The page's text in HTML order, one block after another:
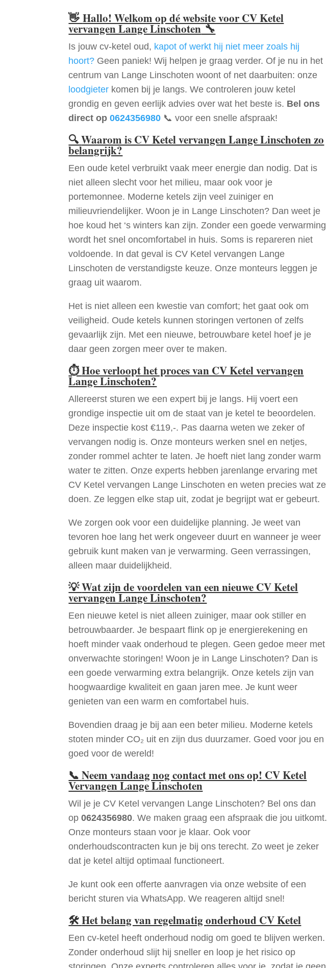
👋Hallo! Welkom op dé website voor CV Ketel
vervangen Lange Linschoten🔧
Is jouw cv-ketel oud, kapot of werkt hij niet meer zoals hij
hoort? Geen paniek! Wij helpen je graag verder. Of je nu in het
centrum van Lange Linschoten woont of net daarbuiten: onze
loodgieter komen bij je langs. We controleren jouw ketel
grondig en geven eerlijk advies over wat het beste is. Bel ons
direct op0624356980 📞 voor een snelle afspraak!
🔍Waarom is CV Ketel vervangen Lange Linschoten zo
belangrijk?
Een oude ketel verbruikt vaak meer energie dan nodig. Dat is
niet alleen slecht voor het milieu, maar ook voor je
portemonnee. Moderne ketels zijn veel zuiniger en
milieuvriendelijker. Woon je in Lange Linschoten? Dan weet je
hoe koud het ‘s winters kan zijn. Zonder een goede verwarming
wordt het snel oncomfortabel in huis. Soms is repareren niet
voldoende. In dat geval is CV Ketel vervangen Lange
Linschoten de verstandigste keuze. Onze monteurs leggen je
graag uit waarom.
Het is niet alleen een kwestie van comfort; het gaat ook om
veiligheid. Oude ketels kunnen storingen vertonen of zelfs
gevaarlijk zijn. Met een nieuwe, betrouwbare ketel hoef je je
daar geen zorgen meer over te maken.
⏱Hoe verloopt het proces van CV Ketel vervangen
Lange Linschoten?
Allereerst sturen we een expert bij je langs. Hij voert een
grondige inspectie uit om de staat van je ketel te beoordelen.
Deze inspectie kost €119,-. Pas daarna weten we zeker of
vervangen nodig is. Onze monteurs werken snel en netjes,
zonder rommel achter te laten. Je hoeft niet lang zonder warm
water te zitten. Onze experts hebben jarenlange ervaring met
CV Ketel vervangen Lange Linschoten en weten precies wat ze
doen. Ze leggen elke stap uit, zodat je begrijpt wat er gebeurt.
We zorgen ook voor een duidelijke planning. Je weet van
tevoren hoe lang het werk ongeveer duurt en wanneer je weer
gebruik kunt maken van je verwarming. Geen verrassingen,
alleen maar duidelijkheid.
💡Wat zijn de voordelen van een nieuwe CV Ketel
vervangen Lange Linschoten?
Een nieuwe ketel is niet alleen zuiniger, maar ook stiller en
betrouwbaarder. Je bespaart flink op je energierekening en
hoeft minder vaak onderhoud te plegen. Geen gedoe meer met
onverwachte storingen! Woon je in Lange Linschoten? Dan is
een goede verwarming extra belangrijk. Onze ketels zijn van
hoogwaardige kwaliteit en gaan jaren mee. Je kunt weer
genieten van een warm en comfortabel huis.
Bovendien draag je bij aan een beter milieu. Moderne ketels
stoten minder CO₂ uit en zijn dus duurzamer. Goed voor jou en
goed voor de wereld!
📞Neem vandaag nog contact met ons op! CV Ketel
Vervangen Lange Linschoten
Wil je je CV Ketel vervangen Lange Linschoten? Bel ons dan
op0624356980. We maken graag een afspraak die jou uitkomt.
Onze monteurs staan voor je klaar. Ook voor
onderhoudscontracten kun je bij ons terecht. Zo weet je zeker
dat je ketel altijd optimaal functioneert.
Je kunt ook een offerte aanvragen via onze website of een
bericht sturen via WhatsApp. We reageren altijd snel!
🛠Het belang van regelmatig onderhoud CV Ketel
Een cv-ketel heeft onderhoud nodig om goed te blijven werken.
Zonder onderhoud slijt hij sneller en loop je het risico op